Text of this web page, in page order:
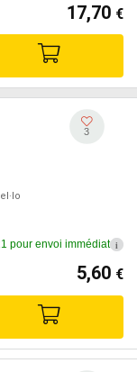
17,70 €
3
pour envoi immédiat i
5,60 €